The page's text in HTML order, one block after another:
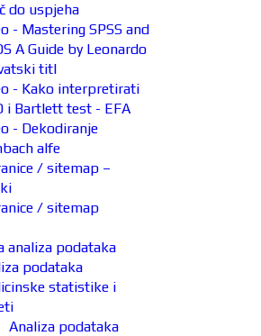
do uspjeha
- Mastering SPSS and
A Guide by Leonardo
titl
- Kako interpretirati
i Bartlett test - EFA
- Dekodiranje
alfe
/ sitemap –
/ sitemap
analiza podataka
podataka
statistike i
Analiza podataka